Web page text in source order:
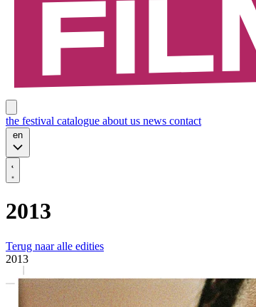
the festival catalogue about us news contact
en
2013
Terug naar alle edities
2013